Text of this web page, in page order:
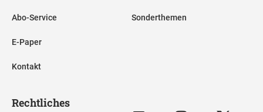
Abo-Service
E-Paper
Kontakt
Sonderthemen
Rechtliches